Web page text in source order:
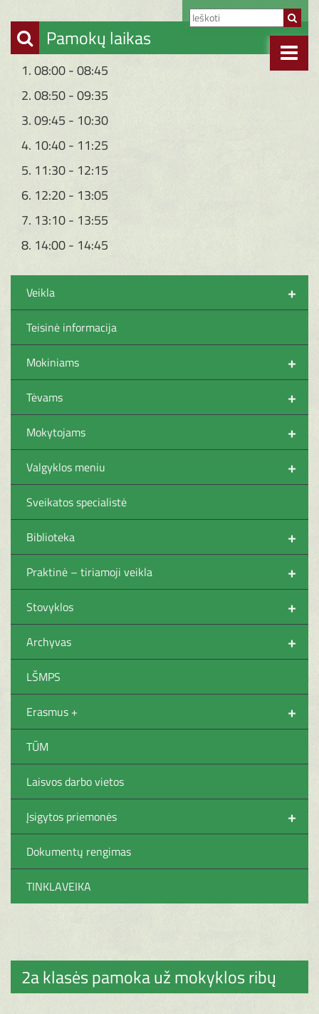
Pamokų laikas
1. 08:00 - 08:45
2. 08:50 - 09:35
3. 09:45 - 10:30
4. 10:40 - 11:25
5. 11:30 - 12:15
6. 12:20 - 13:05
7. 13:10 - 13:55
8. 14:00 - 14:45
+
Veikla
Teisinė informacija
+
Mokiniams
+
Tėvams
+
Mokytojams
+
Valgyklos meniu
Sveikatos specialistė
+
Biblioteka
+
Praktinė – tiriamoji veikla
+
Stovyklos
+
Archyvas
LŠMPS
+
Erasmus +
TŪM
Laisvos darbo vietos
+
Įsigytos priemonės
Dokumentų rengimas
TINKLAVEIKA
2a klasės pamoka už mokyklos ribų